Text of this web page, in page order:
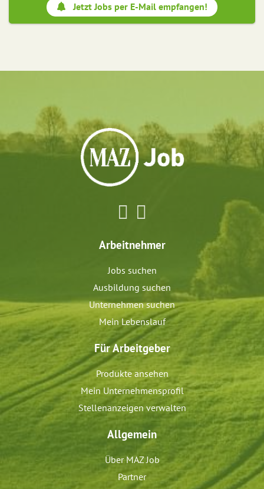
Jetzt Jobs per E-Mail empfangen!
Arbeitnehmer
Jobs suchen
Ausbildung suchen
Unternehmen suchen
Mein Lebenslauf
Für Arbeitgeber
Produkte ansehen
Mein Unternehmensprofil
Stellenanzeigen verwalten
Allgemein
Über MAZ Job
Partner